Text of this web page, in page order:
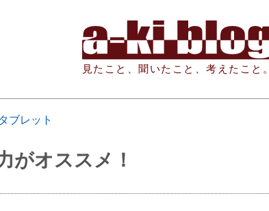
見たこと、聞いたこと、考えたこと。
ブレット
がオススメ！